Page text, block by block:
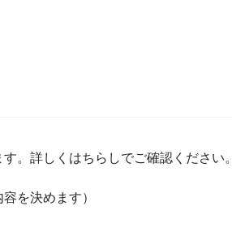
。詳しくはちらしでご確認ください。
を決めます）